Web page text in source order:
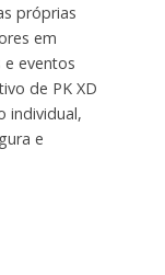
próprias
em
eventos
de PK XD
individual,
e